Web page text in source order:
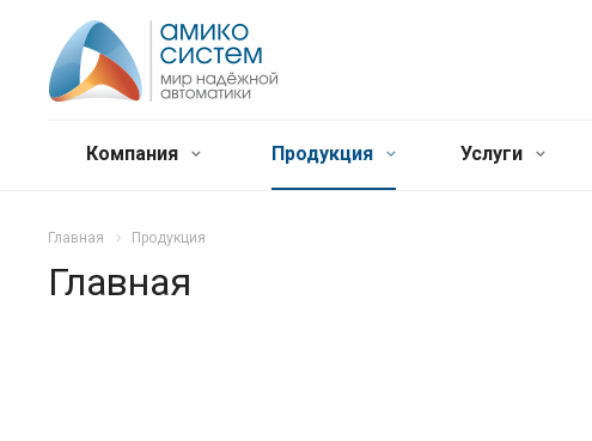
Компания Продукция Услуги
Главная Продукция
Главная